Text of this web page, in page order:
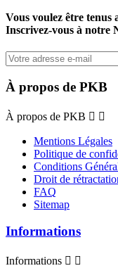
Vous voulez être tenus
Inscrivez-vous à notre
À propos de PKB
À propos de PKB  
Mentions Légales
Politique de
Conditions
Droit de
FAQ
Sitemap
Informations
Informations  